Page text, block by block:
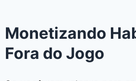
Monetizando
Fora do Jogo